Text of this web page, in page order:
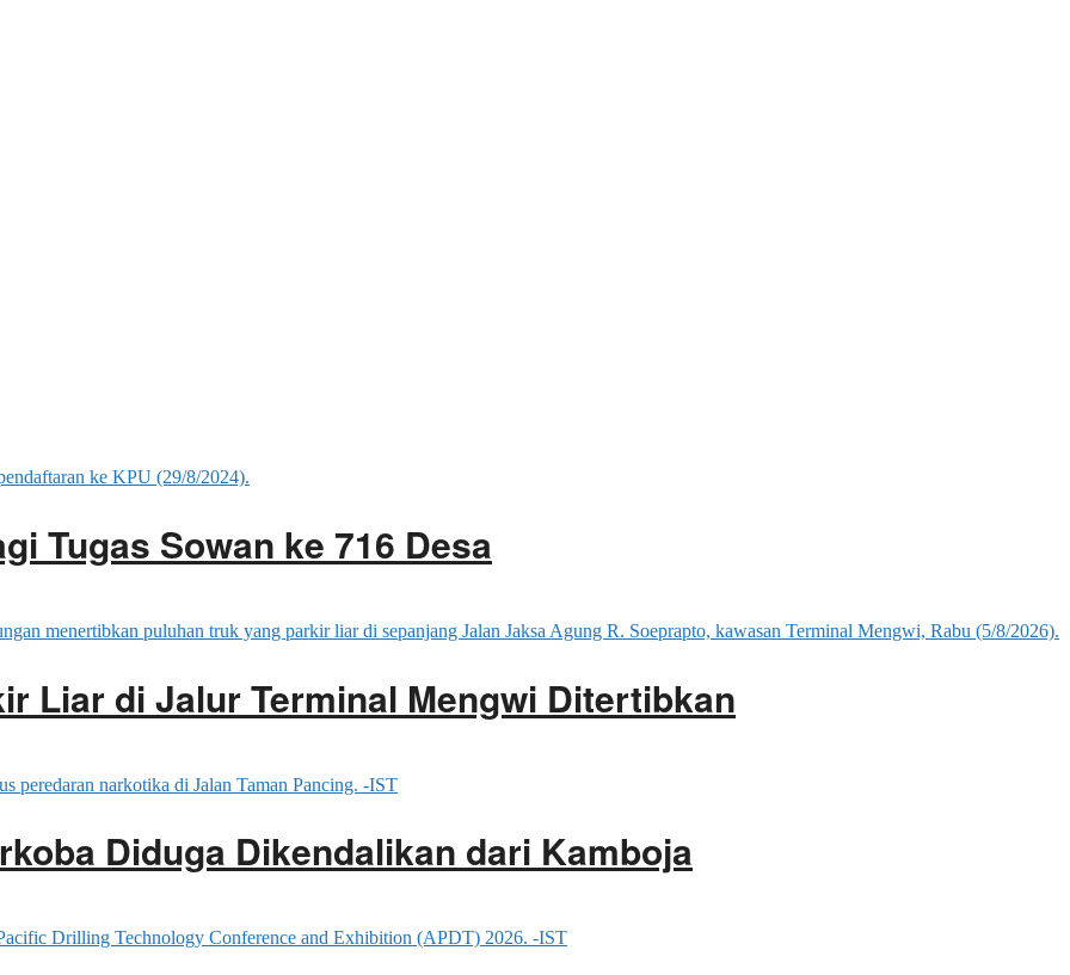
Tugas Sowan ke 716 Desa
Liar di Jalur Terminal Mengwi Ditertibkan
Diduga Dikendalikan dari Kamboja